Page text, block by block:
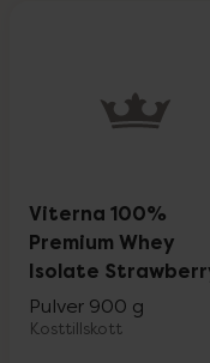
Viterna 100%
Premium Whey
Isolate
Pulver 900 g
Kosttillskott